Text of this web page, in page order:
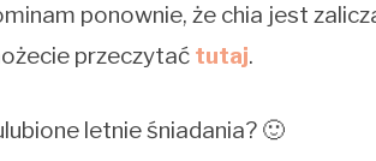
ponownie, że chia jest
przeczytać tutaj.
letnie śniadania? 🙂